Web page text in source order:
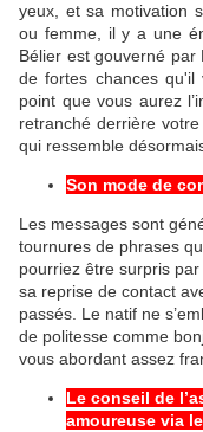
yeux, et sa motivation
ou femme, il y a une
Bélier est gouverné
de fortes chances
point que vous aurez
retranché derrière
qui ressemble
Son mode de
Les messages sont
tournures de phrases
pourriez être surpris
sa reprise de contact
passés. Le natif ne
de politesse comme
vous abordant assez
Le conseil de
amoureuse via